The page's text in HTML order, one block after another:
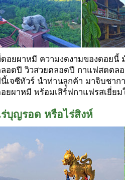
อยผาหมี ความงดงามของดอยนี้
อดปี วิวสวยตลอดปี กาแฟสดตล
เจซีทัวร์ นำท่านลูกค้า มาจิบชา
ยผาหมี พร้อมเสิร์ฟกาแฟรสเยี่ยม
บุญรอด หรือไร่สิงห์